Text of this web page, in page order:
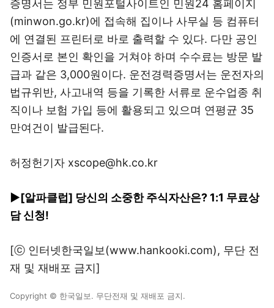
증명서는 정부 민원포털사이트인 민원24 홈페이지
(minwon.go.kr)에 접속해 집이나 사무실 등 컴퓨터
에 연결된 프린터로 바로 출력할 수 있다. 다만 공인
인증서로 본인 확인을 거쳐야 하며 수수료는 방문 발
급과 같은 3,000원이다. 운전경력증명서는 운전자의
법규위반, 사고내역 등을 기록한 서류로 운수업종 취
직이나 보험 가입 등에 활용되고 있으며 연평균 35
만여건이 발급된다.
허정헌기자 xscope@hk.co.kr
▶[알파클럽] 당신의 소중한 주식자산은? 1:1 무료상
담 신청!
[ⓒ 인터넷한국일보(www.hankooki.com), 무단 전
재 및 재배포 금지]
Copyright © 한국일보. 무단전재 및 재배포 금지.